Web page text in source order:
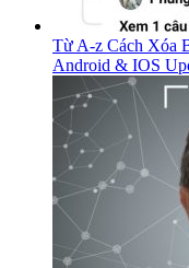
Từ A-z Cách Xóa
Android & IOS